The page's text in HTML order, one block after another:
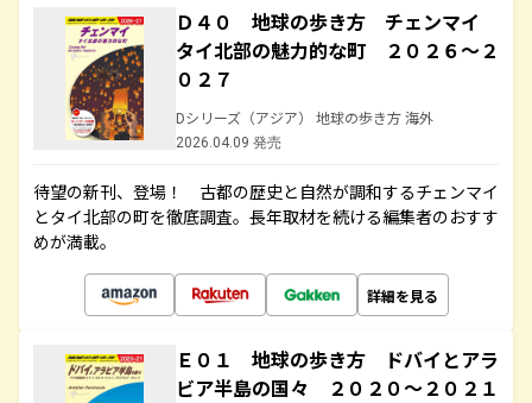
Ｄ４０ 地球の歩き方 チェンマイ
タイ北部の魅力的な町 ２０２６～２
０２７
Dシリーズ（アジア） 地球の歩き方 海外
2026.04.09 発売
待望の新刊、登場！ 古都の歴史と自然が調和するチェンマイ
とタイ北部の町を徹底調査。長年取材を続ける編集者のおすす
めが満載。
詳細を見る
Ｅ０１ 地球の歩き方 ドバイとアラ
ビア半島の国々 ２０２０～２０２１